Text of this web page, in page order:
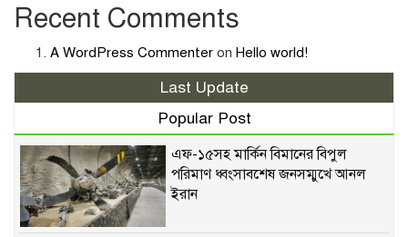
Recent Comments
A WordPress Commenter on Hello world!
Last Update
Popular Post
এফ-১৫সহ মার্কিন বিমানের বিপুল
পরিমাণ ধ্বংসাবশেষ জনসম্মুখে আনল
ইরান